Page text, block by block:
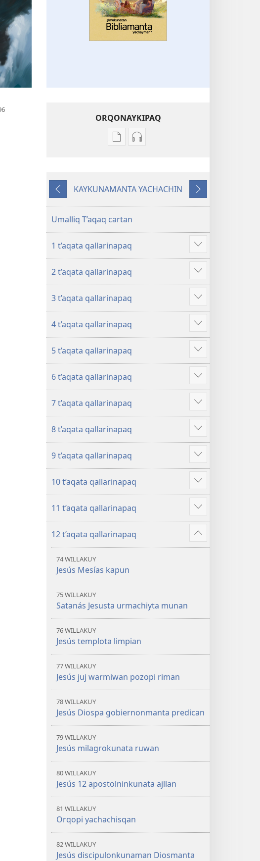
ORQONAYKIPAQ
Kaypi
Bibliamanta
Kaypin
¿Imakunatan
Kutiy
KAYKUNAMANTA YACHACHIN
Qatimuq
Umalliq T’aqaq cartan
1 t’aqata qallarinapaq
Mostrar
más
2 t’aqata qallarinapaq
Mostrar
más
3 t’aqata qallarinapaq
Mostrar
más
4 t’aqata qallarinapaq
Mostrar
más
5 t’aqata qallarinapaq
Mostrar
más
6 t’aqata qallarinapaq
Mostrar
más
7 t’aqata qallarinapaq
Mostrar
más
8 t’aqata qallarinapaq
Mostrar
más
9 t’aqata qallarinapaq
Mostrar
más
10 t’aqata qallarinapaq
Mostrar
más
11 t’aqata qallarinapaq
Mostrar
más
12 t’aqata qallarinapaq
Mostrar
más
74 WILLAKUY
Jesús Mesías kapun
75 WILLAKUY
Satanás Jesusta urmachiyta munan
76 WILLAKUY
Jesús templota limpian
77 WILLAKUY
Jesús juj warmiwan pozopi riman
78 WILLAKUY
Jesús Diospa gobiernonmanta predican
79 WILLAKUY
Jesús milagrokunata ruwan
80 WILLAKUY
Jesús 12 apostolninkunata ajllan
81 WILLAKUY
Orqopi yachachisqan
82 WILLAKUY
Jesús discipulonkunaman Diosmanta